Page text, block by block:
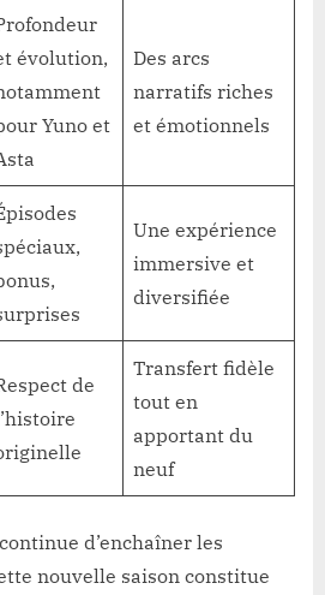
évolution,
Yuno et
Des arcs
narratifs riches
et émotionnels
Une expérience
immersive et
diversifiée
de
Transfert fidèle
tout en
apportant du
neuf
d’enchaîner les
nouvelle saison constitue